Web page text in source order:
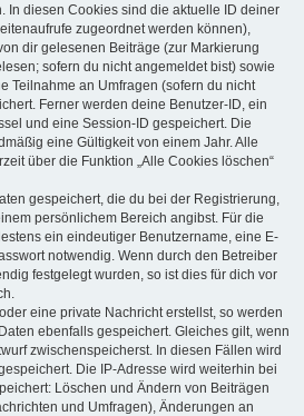
In diesen Cookies sind die aktuelle ID deiner
zugeordnet werden können),
dir gelesenen Beiträge (zur Markierung
sofern du nicht angemeldet bist) sowie
Teilnahme an Umfragen (sofern du nicht
Ferner werden deine Benutzer-ID, ein
und eine Session-ID gespeichert. Die
eine Gültigkeit von einem Jahr. Alle
über die Funktion „Alle Cookies löschen“
gespeichert, die du bei der Registrierung,
persönlichem Bereich angibst. Für die
ein eindeutiger Benutzername, eine E-
notwendig. Wenn durch den Betreiber
festgelegt wurden, so ist dies für dich vor
eine private Nachricht erstellst, so werden
ebenfalls gespeichert. Gleiches gilt, wenn
zwischenspeicherst. In diesen Fällen wird
Die IP-Adresse wird weiterhin bei
Löschen und Ändern von Beiträgen
und Umfragen), Änderungen an